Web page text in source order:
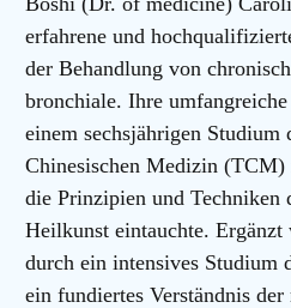
erfahrene und
der Behandlung von
bronchiale. Ihre
einem sechsjährigen Studium
Chinesischen Medizin
die Prinzipien und Techniken
Heilkunst eintauchte.
durch ein intensives Studium
ein fundiertes Verständnis